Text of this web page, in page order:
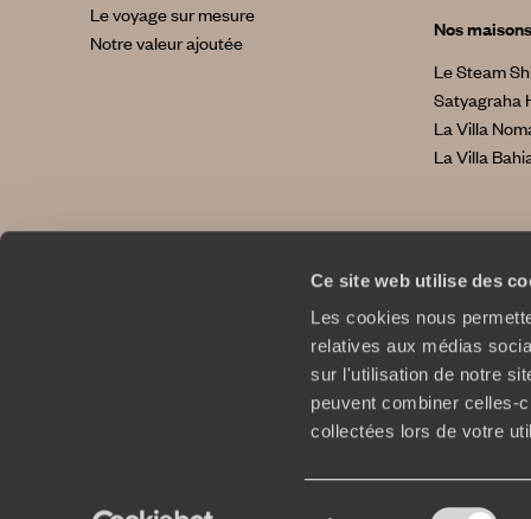
Ce site web utilise des
Les cookies nous
relatives aux médias
sur l'utilisation de notre
peuvent combiner celles-
collectées lors de votre
Le voyage sur mesure
Notre valeur ajoutée
Nos maisons
Le Steam
Satyagraha
La Villa
La Villa